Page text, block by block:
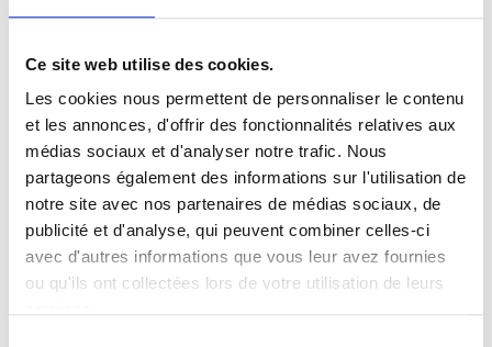
Ce site web utilise des cookies.
Les cookies nous permettent de personnaliser le contenu
et les annonces, d'offrir des fonctionnalités relatives aux
médias sociaux et d'analyser notre trafic. Nous
partageons également des informations sur l'utilisation de
notre site avec nos partenaires de médias sociaux, de
publicité et d'analyse, qui peuvent combiner celles-ci
avec d'autres informations que vous leur avez fournies
ou qu'ils ont collectées lors de votre utilisation de leurs
Ouvrez le menu déroulant sur la gauche et sélectionnez le
produit qui vous intéresse. Remarque : pour certains produits, il
n’y a pas de vidéo.
Intégration de vidéo
Sous chaque vidéo se trouve un code que vous pouvez utiliser
pour intégrer la vidéo dans votre site web.
Abonnez-vous
Pour être notifié dès qu’une nouvelle vidéo est disponible, nous
vous invitons à vous abonner à notre chaîneYouTube ici.